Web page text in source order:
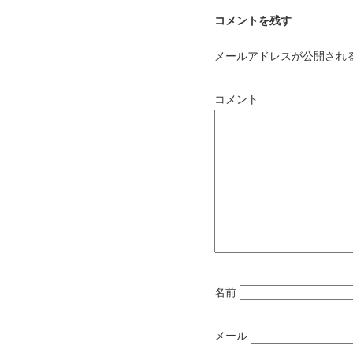
コメントを残す
メールアドレスが公開され
コメント
名前
メール